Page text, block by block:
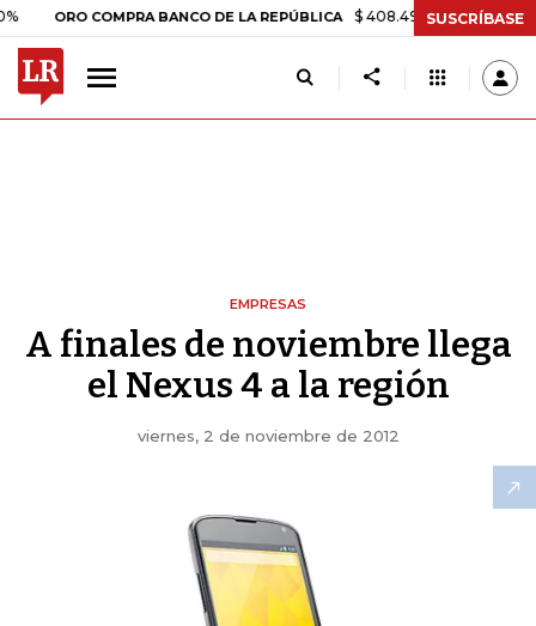
COMPRA BANCO DE LA REPÚBLICA $ 408.498,97 +$ 8.753,81
SUSCRÍBASE
EMPRESAS
A finales de noviembre llega
el Nexus 4 a la región
viernes, 2 de noviembre de 2012